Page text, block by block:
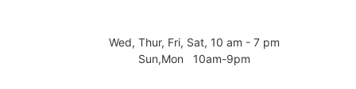
Wed, Thur, Fri, Sat, 10 am - 7 pm
Sun,Mon 10am-9pm